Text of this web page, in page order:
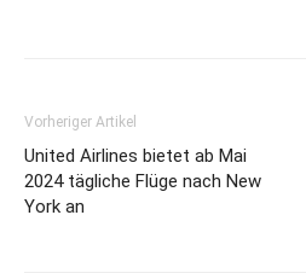
Vorheriger Artikel
United Airlines bietet ab Mai
2024 tägliche Flüge nach New
York an